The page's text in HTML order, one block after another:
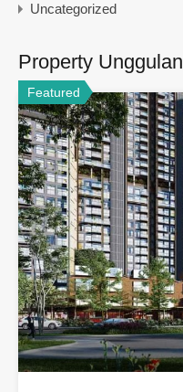
Uncategorized
Property Unggulan
Featured